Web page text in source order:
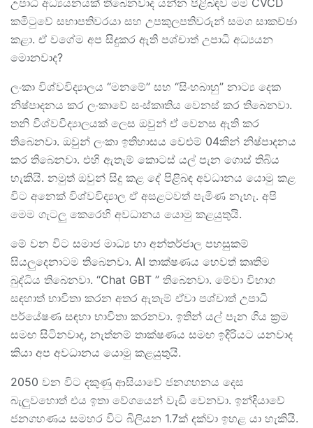
උපාධි අධ්‍යයනයක් තිබෙනවාද යන්න පිළිබඳව මම CVCD
කමිටුවේ සභාපතිවරයා සහ උපකුලපතිවරුන් සමග සාකච්ඡා
කළා. ඒ වගේම අප සිදුකර ඇති පශ්චාත් උපාධි අධ්‍යයන
මොනවාද?
ලංකා විශ්වවිද්‍යාලය “මනමේ” සහ “සිංහබාහු” නාට්‍ය දෙක
නිෂ්පාදනය කර ලංකාවේ සංස්කෘතිය වෙනස් කර තිබෙනවා.
තනි විශ්වවිද්‍යාලයක් ලෙස ඔවුන් ඒ වෙනස ඇති කර
තිබෙනවා. ඔවුන් ලංකා ඉතිහාසය වෙළුම් 04කින් නිෂ්පාදනය
කර තිබෙනවා. එහි ඇතැම් කොටස් යල් පැන ගොස් තිබිය
හැකියි. නමුත් ඔවුන් සිදු කළ දේ පිළිබඳ අවධානය යොමු කළ
විට අනෙක් විශ්වවිද්‍යාල ඒ අසළටවත් පැමිණ නැහැ. අපි
මෙම ගැටලු කෙරෙහි අවධානය යොමු කළයුතුයි.
මේ වන විට සමාජ මාධ්‍ය හා අන්තර්ජාල පහසුකම්
සියලුදෙනාටම තිබෙනවා. AI තාක්ෂණය හෙවත් කෘතිම
බුද්ධිය තිබෙනවා. “Chat GBT ” තිබෙනවා. මේවා විභාග
සඳහාත් භාවිතා කරන අතර ඇතැම් ඒවා පශ්චාත් උපාධි
පර්යේෂණ සඳහා භාවිතා කරනවා. ඉතින් යල් පැන ගිය ක්‍රම
සමඟ සිටිනවාද, නැත්නම් තාක්ෂණය සමඟ ඉදිරියට යනවාද
කියා අප අවධානය යොමු කළයුතුයි.
2050 වන විට දකුණු ආසියාවේ ජනගහනය දෙස
බැලුවහොත් එය ඉතා වේගයෙන් වැඩි වෙනවා. ඉන්දියාවේ
ජනගහණය සමහර විට බිලියන 1.7ක් දක්වා ඉහළ යා හැකියි.